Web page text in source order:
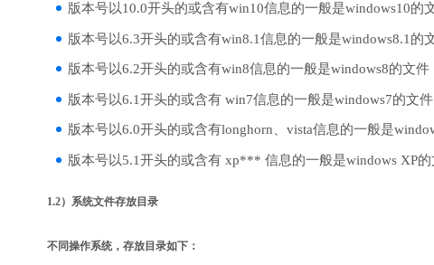
版本号以10.0开头的或含有win10信息的一般是windows10的
版本号以6.3开头的或含有win8.1信息的一般是windows8.1的
版本号以6.2开头的或含有win8信息的一般是windows8的文件
版本号以6.1开头的或含有 win7信息的一般是windows7的文件
版本号以6.0开头的或含有longhorn、vista信息的一般是
版本号以5.1开头的或含有 xp*** 信息的一般是windows XP的
1.2）系统文件存放目录
不同操作系统，存放目录如下：